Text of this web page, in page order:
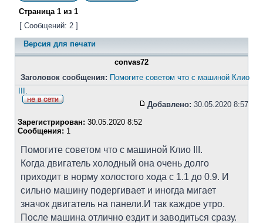
Страница 1 из 1
[ Сообщений: 2 ]
Версия для печати
convas72
Заголовок сообщения: Помогите советом что с машиной Клио
III.
Добавлено: 30.05.2020 8:57
Зарегистрирован: 30.05.2020 8:52
Сообщения: 1
Помогите советом что с машиной Клио III.
Когда двигатель холодный она очень долго
приходит в норму холостого хода с 1.1 до 0.9. И
сильно машину подергивает и иногда мигает
значок двигатель на панели.И так каждое утро.
После машина отлично ездит и заводиться сразу.